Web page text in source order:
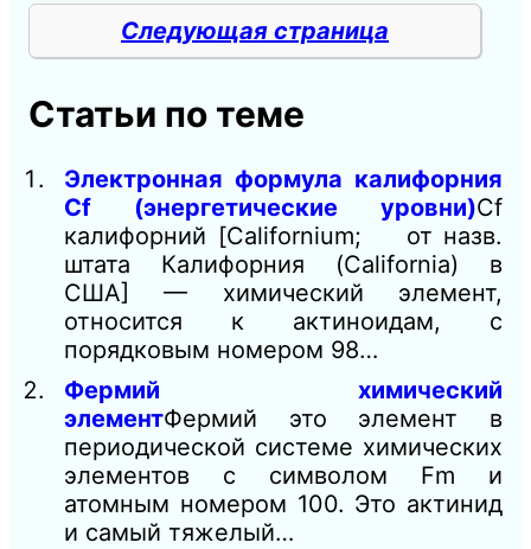
Следующая страница
Статьи по теме
Электронная формула калифорния
Cf (энергетические уровни)Cf
калифорний [Californium; от назв.
штата Калифорния (California) в
США] — химический элемент,
относится к актиноидам, с
порядковым номером 98…
Фермий химический
элементФермий это элемент в
периодической системе химических
элементов с символом Fm и
атомным номером 100. Это актинид
и самый тяжелый…